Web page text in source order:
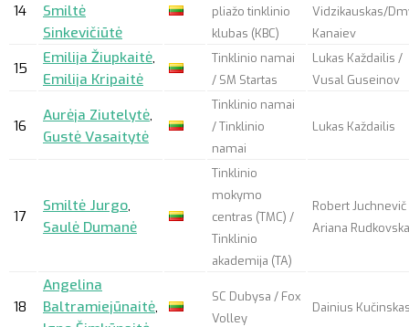
14
Smiltė
Sinkevičiūtė
pliažo tinklinio
klubas (KBC)
Vidzikauskas/
Kanaiev
15
Emilija Žiupkaitė,
Emilija Kripaitė
Tinklinio namai
/ SM Startas
Lukas Každailis /
Vusal Guseinov
16
Aurėja Ziutelytė,
Gustė Vasaitytė
Tinklinio namai
/ Tinklinio
namai
Lukas Každailis
17
Smiltė Jurgo,
Saulė Dumanė
Tinklinio
mokymo
centras (TMC) /
Tinklinio
akademija (TA)
Robert
Ariana
18
Angelina
Baltramiejūnaitė,
SC Dubysa / Fox
Volley
Dainius